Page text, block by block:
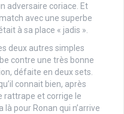
adversaire coriace. Et
avec une superbe
à sa place « jadis ».
deux autres simples
contre une très bonne
défaite en deux sets.
connait bien, après
rattrape et corrige le
pour Ronan qui n’arrive